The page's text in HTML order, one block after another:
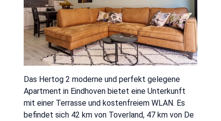
Das Hertog 2 moderne und perfekt gelegene
Apartment in Eindhoven bietet eine Unterkunft
mit einer Terrasse und kostenfreiem WLAN. Es
befindet sich 42 km von Toverland, 47 km von De